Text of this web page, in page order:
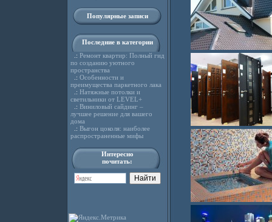
Популярные записи
Последние в категории
.: Ремонт квартир: Полный гид
по созданию уютного
пространства
.: Особенности и
преимущества паркетного лака
.: Натяжные потолки и
светильники от LEVEL+
.: Виниловый сайдинг –
лучшее решение для вашего
дома
.: Выгон цоколя: наиболее
распространенные мифы
Интересно
почитать: